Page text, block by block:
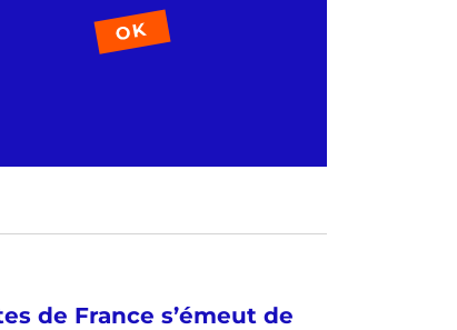
de France s’émeut de